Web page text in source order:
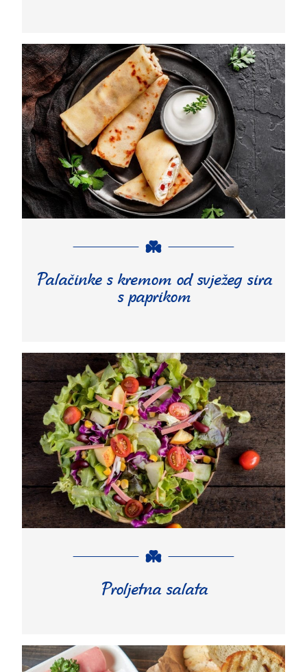
Palačinke s kremom od svježeg sira
s paprikom
Proljetna salata